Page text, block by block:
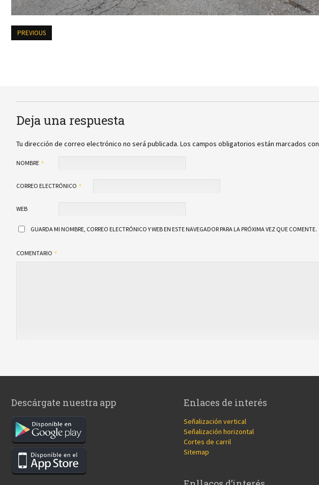
PREVIOUS
Deja una respuesta
Tu dirección de correo electrónico no será publicada. Los campos obligatorios están marcados con
NOMBRE
CORREO ELECTRÓNICO
WEB
GUARDA MI NOMBRE, CORREO ELECTRÓNICO Y WEB EN ESTE NAVEGADOR PARA LA PRÓXIMA VEZ QUE COMENTE.
COMENTARIO
Descárgate nuestra app Enlaces de interés
Señalización vertical
Señalización horizontal
Cortes de carril
Sitemap